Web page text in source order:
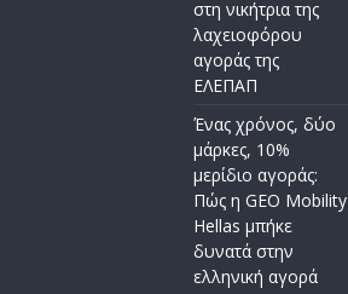
στη νικήτρια της
λαχειοφόρου
αγοράς της
ΕΛΕΠΑΠ
Ένας χρόνος, δύο
μάρκες, 10%
μερίδιο αγοράς:
Πώς η GEO Mobility
Hellas μπήκε
δυνατά στην
ελληνική αγορά